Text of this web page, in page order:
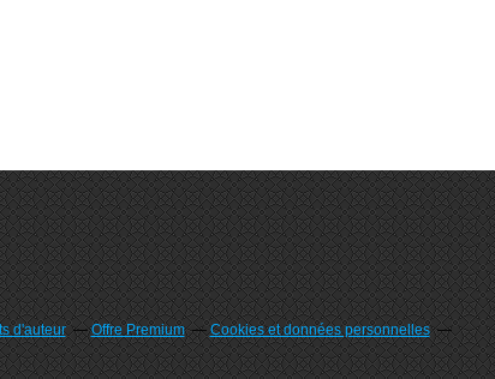
d'auteur Offre Premium
Cookies et données personnelles